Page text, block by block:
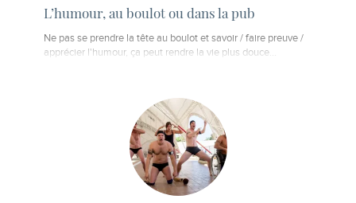
L’humour, au boulot ou dans la pub
Ne pas se prendre la tête au boulot et savoir / faire preuve /
apprécier l'humour, ça peut rendre la vie plus douce...